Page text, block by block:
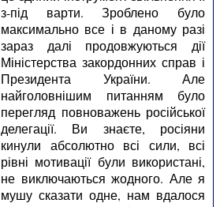
з-під варти. Зроблено було
максимально все і в даному разі
зараз далі продовжуються дії
Міністерства закордонних справ і
Президента України. Але
найголовнішим питанням було
перегляд повноважень російської
делегації. Ви знаєте, росіяни
кинули абсолютно всі сили, всі
рівні мотивації були використані,
не виключаються жодного. Але я
мушу сказати одне, нам вдалося